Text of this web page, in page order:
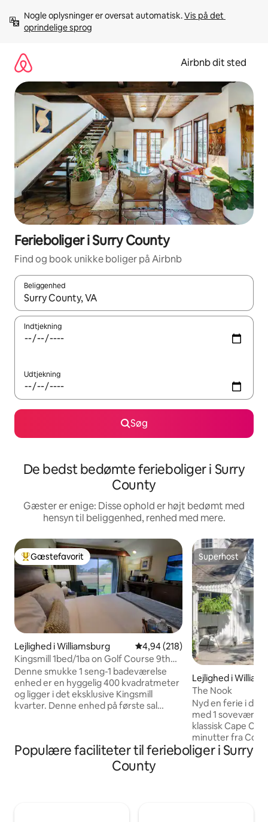
videre
Nogle oplysninger er oversat automatisk. Vis på det
oprindelige sprog
Airbnb dit sted
Ferieboliger i Surry County
Find og book unikke boliger på Airbnb
Beliggenhed
Når resultaterne er tilgængelige, skal du navigere med
Indtjekning
Udtjekning
Søg
De bedst bedømte ferieboliger i Surry
County
Gæster er enige: Disse ophold er højt bedømt med
hensyn til beliggenhed, renhed med mere.
Bedste gæstefavorit
Gæstefavorit
Lejlighed i Williamsburg 4,94 ud af 5 i gennemsnitlig
4,94 (218)
Kingsmill 1bed/1ba on Golf Course 9th
Fairway
Denne smukke 1 seng-1 badeværelse
enhed er en hyggelig 400 kvadratmeter
og ligger i det eksklusive Kingsmill
kvarter. Denne enhed på første sal
nyde det luksuriøse komplette
badeværelse med bruser/badekar-
kombination og opgraderede finish. I
Superhost
Superhost
Lejlighed i
The Nook
Nyd en ferie i
med 1
klassisk Cape
minutter fra
Jamestown. Du er inden for
cykelafstand til
Populære faciliteter til ferieboliger i Surry
County